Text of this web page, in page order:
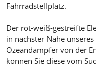
Fahrradstellplatz.
Der rot-weiß-gestreifte
in nächster Nähe
Ozeandampfer von der
können Sie diese vom